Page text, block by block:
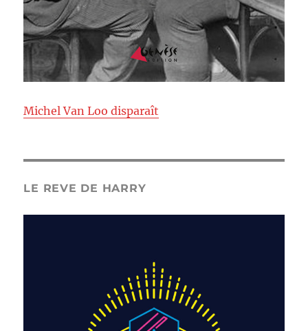
Michel Van Loo disparaît
LE REVE DE HARRY